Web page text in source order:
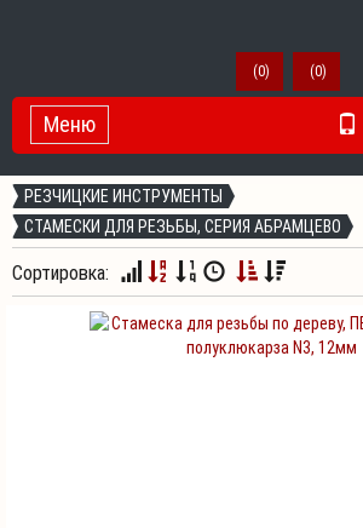
(0) (0)
Toggle Navigation
Меню
РЕЗЧИЦКИЕ ИНСТРУМЕНТЫ
СТАМЕСКИ ДЛЯ РЕЗЬБЫ, СЕРИЯ АБРАМЦЕВО
Сортировка: